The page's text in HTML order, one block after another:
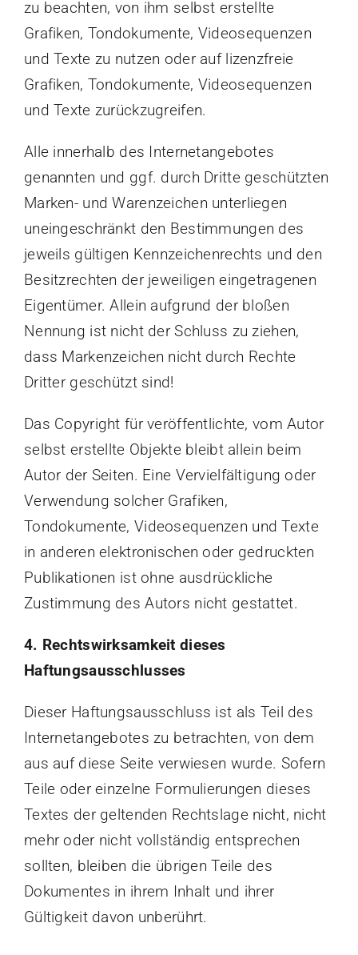
zu beachten, von ihm selbst erstellte
Grafiken, Tondokumente, Videosequenzen
und Texte zu nutzen oder auf lizenzfreie
Grafiken, Tondokumente, Videosequenzen
und Texte zurückzugreifen.
Alle innerhalb des Internetangebotes
genannten und ggf. durch Dritte geschützten
Marken- und Warenzeichen unterliegen
uneingeschränkt den Bestimmungen des
jeweils gültigen Kennzeichenrechts und den
Besitzrechten der jeweiligen eingetragenen
Eigentümer. Allein aufgrund der bloßen
Nennung ist nicht der Schluss zu ziehen,
dass Markenzeichen nicht durch Rechte
Dritter geschützt sind!
Das Copyright für veröffentlichte, vom Autor
selbst erstellte Objekte bleibt allein beim
Autor der Seiten. Eine Vervielfältigung oder
Verwendung solcher Grafiken,
Tondokumente, Videosequenzen und Texte
in anderen elektronischen oder gedruckten
Publikationen ist ohne ausdrückliche
Zustimmung des Autors nicht gestattet.
4. Rechtswirksamkeit dieses
Haftungsausschlusses
Dieser Haftungsausschluss ist als Teil des
Internetangebotes zu betrachten, von dem
aus auf diese Seite verwiesen wurde. Sofern
Teile oder einzelne Formulierungen dieses
Textes der geltenden Rechtslage nicht, nicht
mehr oder nicht vollständig entsprechen
sollten, bleiben die übrigen Teile des
Dokumentes in ihrem Inhalt und ihrer
Gültigkeit davon unberührt.